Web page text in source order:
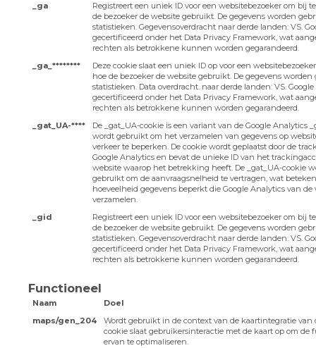
_ga
Registreert een uniek ID voor een websitebezoeker om bij
de bezoeker de website gebruikt. De gegevens worden
statistieken. Gegevensoverdracht naar derde landen: VS.
gecertificeerd onder het Data Privacy Framework, wat
rechten als betrokkene kunnen worden gegarandeerd.
_ga_********
Deze cookie slaat een uniek ID op voor een
hoe de bezoeker de website gebruikt. De gegevens worden
statistieken. Data overdracht. naar derde landen: VS. Google
gecertificeerd onder het Data Privacy Framework, wat
rechten als betrokkene kunnen worden gegarandeerd.
_gat_UA-****
De _gat_UA-cookie is een variant van de Google Analytics
wordt gebruikt om het verzamelen van gegevens op
verkeer te beperken. De cookie wordt geplaatst door de
Google Analytics en bevat de unieke ID van het
website waarop het betrekking heeft. De _gat_UA-cookie
gebruikt om de aanvraagsnelheid te vertragen, wat
hoeveelheid gegevens beperkt die Google Analytics van
verzamelen.
_gid
Registreert een uniek ID voor een websitebezoeker om bij
de bezoeker de website gebruikt. De gegevens worden
statistieken. Gegevensoverdracht naar derde landen: VS.
gecertificeerd onder het Data Privacy Framework, wat
rechten als betrokkene kunnen worden gegarandeerd.
Functioneel
Naam
Doel
maps/gen_204
Wordt gebruikt in de context van de kaartintegratie van
cookie slaat gebruikersinteractie met de kaart op om de
ervan te optimaliseren.